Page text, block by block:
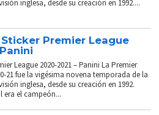
inglesa, desde su creación en 1992....
Premier League
League 2020-2021 – Panini La Premier
21 fue la vigésima novena temporada de la
inglesa, desde su creación en 1992.
era el campeón...